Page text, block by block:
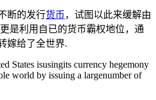
断的发行货币 ，试图以此来缓解由
是利用自已的货币霸权地位，通
嫁给了全世界.
States isusingits currency hegemony
world by issuing a largenumber of